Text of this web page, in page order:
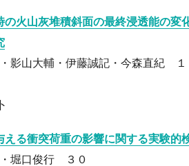
の火山灰堆積斜面の最終浸透能の変
影山大輔・伊藤誠記・今森直紀 １
える衝突荷重の影響に関する実験的
堀口俊行 ３０